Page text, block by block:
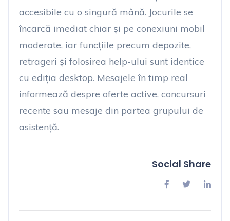
accesibile cu o singură mână. Jocurile se
încarcă imediat chiar și pe conexiuni mobil
moderate, iar funcțiile precum depozite,
retrageri și folosirea help-ului sunt identice
cu ediția desktop. Mesajele în timp real
informează despre oferte active, concursuri
recente sau mesaje din partea grupului de
asistență.
Social Share